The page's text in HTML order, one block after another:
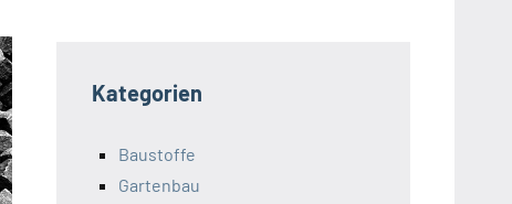
Kategorien
Baustoffe
Gartenbau